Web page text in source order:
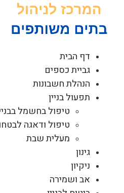
דף הבית
גביית כספים
הנהלת חשבונות
תפעול בניין
טיפול בחשמל
טיפול ודאגה
מעלית שבת
גינון
ניקיון
אב ושמירה